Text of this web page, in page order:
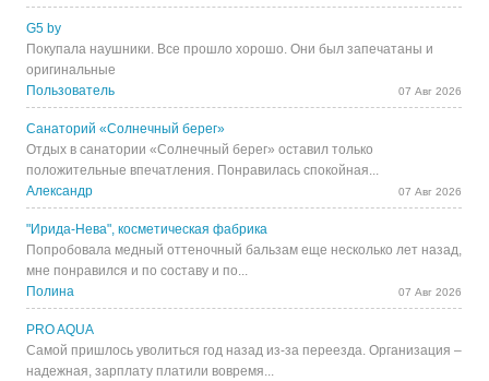
G5 by
Покупала наушники. Все прошло хорошо. Они был запечатаны и
оригинальные
Пользователь
07 Авг 2026
Санаторий «Солнечный берег»
Отдых в санатории «Солнечный берег» оставил только
положительные впечатления. Понравилась спокойная...
Александр
07 Авг 2026
"Ирида-Нева", косметическая фабрика
Попробовала медный оттеночный бальзам еще несколько лет назад,
мне понравился и по составу и по...
Полина
07 Авг 2026
PRO AQUA
Самой пришлось уволиться год назад из-за переезда. Организация –
надежная, зарплату платили вовремя...